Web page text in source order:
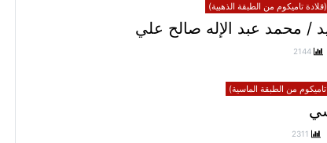
تاميكوم من الطبقة الذهبية)
/ محمد عبد الإله صالح علي
2144
من الطبقة الماسية)
2311